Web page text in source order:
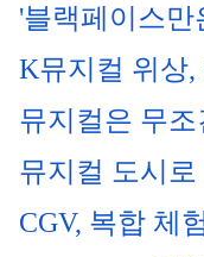
'블랙페이스
K뮤지컬 위상,
뮤지컬은 무
뮤지컬 도시로
CGV, 복합 체